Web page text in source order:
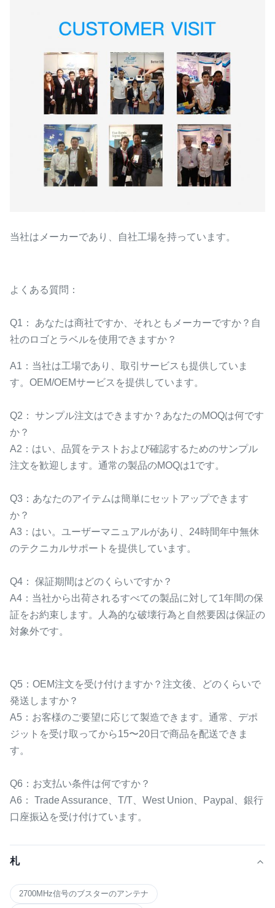
当社はメーカーであり、自社工場を持っています。
よくある質問：
Q1： あなたは商社ですか、それともメーカーですか？自
社のロゴとラベルを使用できますか？
A1：当社は工場であり、取引サービスも提供していま
す。OEM/OEMサービスを提供しています。
Q2： サンプル注文はできますか？あなたのMOQは何です
か？
A2：はい、品質をテストおよび確認するためのサンプル
注文を歓迎します。通常の製品のMOQは1です。
Q3：あなたのアイテムは簡単にセットアップできます
か？
A3：はい。ユーザーマニュアルがあり、24時間年中無休
のテクニカルサポートを提供しています。
Q4： 保証期間はどのくらいですか？
A4：当社から出荷されるすべての製品に対して1年間の保
証をお約束します。人為的な破壊行為と自然要因は保証の
対象外です。
Q5：OEM注文を受け付けますか？注文後、どのくらいで
発送しますか？
A5：お客様のご要望に応じて製造できます。通常、デポ
ジットを受け取ってから15〜20日で商品を配送できま
す。
Q6：お支払い条件は何ですか？
A6： Trade Assurance、T/T、West Union、Paypal、銀行
口座振込を受け付けています。
札
2700MHz信号のブスターのアンテナ